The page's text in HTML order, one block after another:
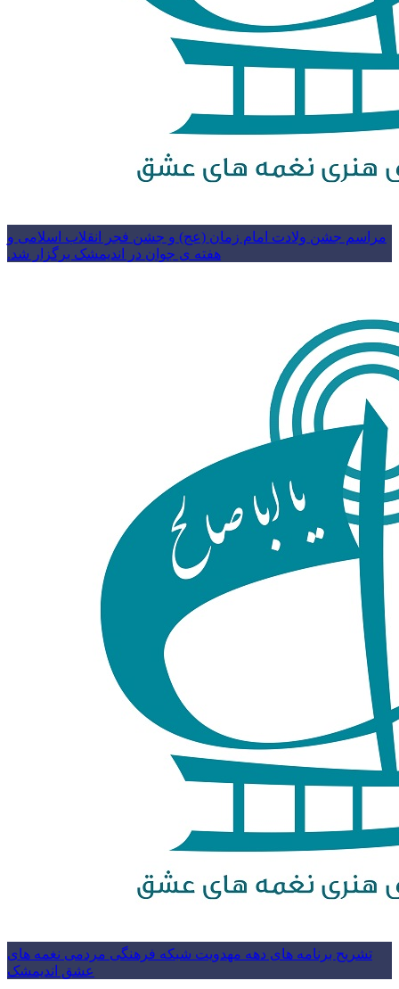
مراسم جشن ولادت امام زمان (عج) و جشن فجر انقلاب اسلامی و
هفته ی جوان در اندیمشک برگزار شد.
تشریح برنامه های دهه مهدویت شبکه فرهنگی مردمی نغمه های
عشق اندیمشک